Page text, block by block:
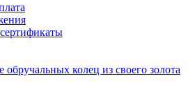
обручальных колец из своего золота